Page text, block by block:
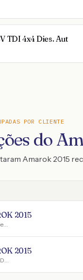
TDI 4x4 Dies. Aut
POR CLIENTE
do
Amarok 2015
2015
AMAROK SE CD 2.0 16V TDI 4x4 Diesel
2015
AMAROK High.CD 2.0 16V TDI 4x4 Dies. Aut